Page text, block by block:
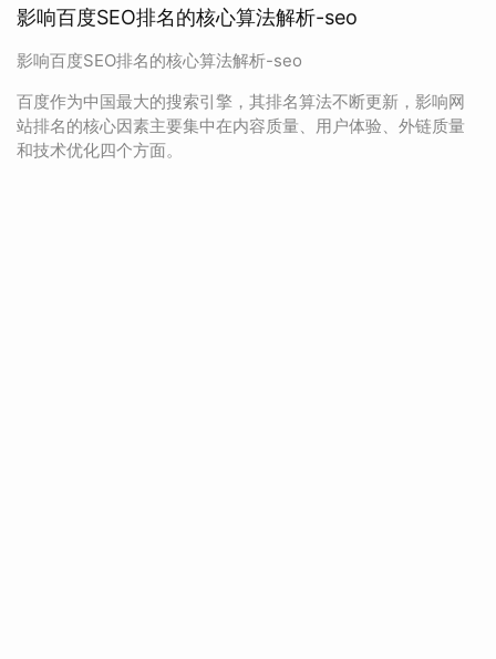
影响百度SEO排名的核心算法解析-seo
影响百度SEO排名的核心算法解析-seo
百度作为中国最大的搜索引擎，其排名算法不断更新，影响网
站排名的核心因素主要集中在内容质量、用户体验、外链质量
和技术优化四个方面。